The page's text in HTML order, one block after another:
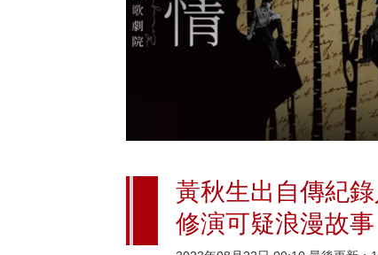
黃秋生出自傳紀
修演可疑浪漫故事